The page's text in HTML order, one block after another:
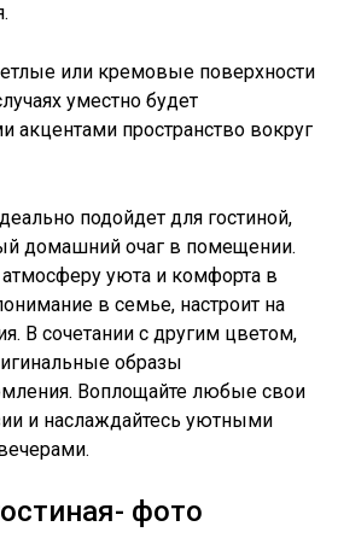
или кремовые поверхности
уместно будет
акцентами пространство вокруг
подойдет для гостиной,
домашний очаг в помещении.
уюта и комфорта в
в семье, настроит на
В сочетании с другим цветом,
образы
Воплощайте любые свои
и наслаждайтесь уютными
фото